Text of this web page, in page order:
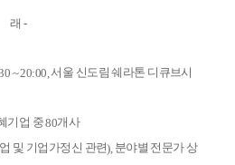
래 -
~ 20:00,서울 신도림 쉐라톤 디큐브시
기업 중80개사
및 기업가정신 관련), 분야별 전문가 상